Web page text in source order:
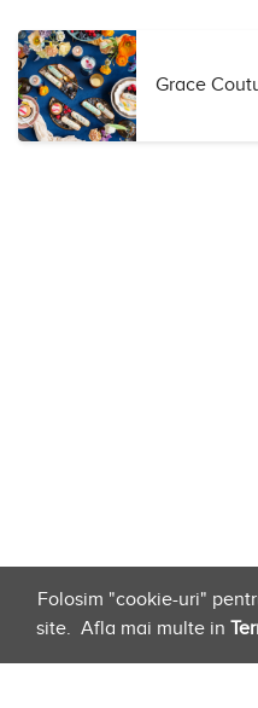
Grace
Folosim "cookie-uri"
site. Afla mai multe in